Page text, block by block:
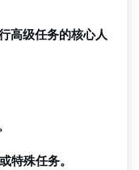
高级任务的核心人
特殊任务。